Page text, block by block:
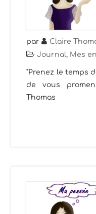
par Claire
Journal, Mes
"Prenez le temps
de vous
Thomas